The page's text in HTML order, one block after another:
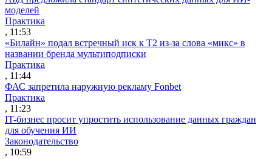
моделей
Практика
, 11:53
«Билайн» подал встречный иск к Т2 из-за слова «микс» в
названии бренда мультиподписки
Практика
, 11:44
ФАС запретила наружную рекламу Fonbet
Практика
, 11:23
IT-бизнес просит упростить использование данных граждан
для обучения ИИ
Законодательство
, 10:59